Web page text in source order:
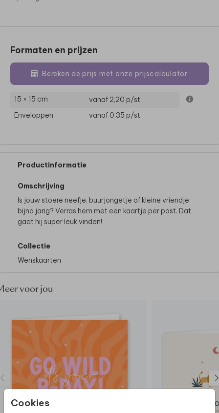
Cookies
Formaten en prijzen
Bereken de prijs met onze prijscalculator
15 × 15 cm vanaf 2,20 p/st
Enveloppen
vanaf 0,35 p/st
Productinformatie
Omschrijving
Is jouw stoere neefje, buurjongetje of kleine vriendje
bijna jarig? Verras hem met een kaartje per post. Dat
gaat hij super leuk vinden!
Collectie
Wenskaarten
voor jou